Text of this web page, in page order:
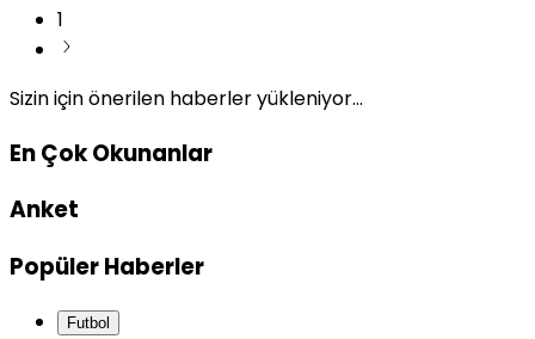
1
Sizin için önerilen haberler yükleniyor...
En Çok Okunanlar
Anket
Popüler Haberler
Futbol